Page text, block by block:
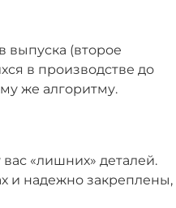
выпуска (второе
в производстве до
же алгоритму.
«лишних» деталей.
и надежно закреплены,